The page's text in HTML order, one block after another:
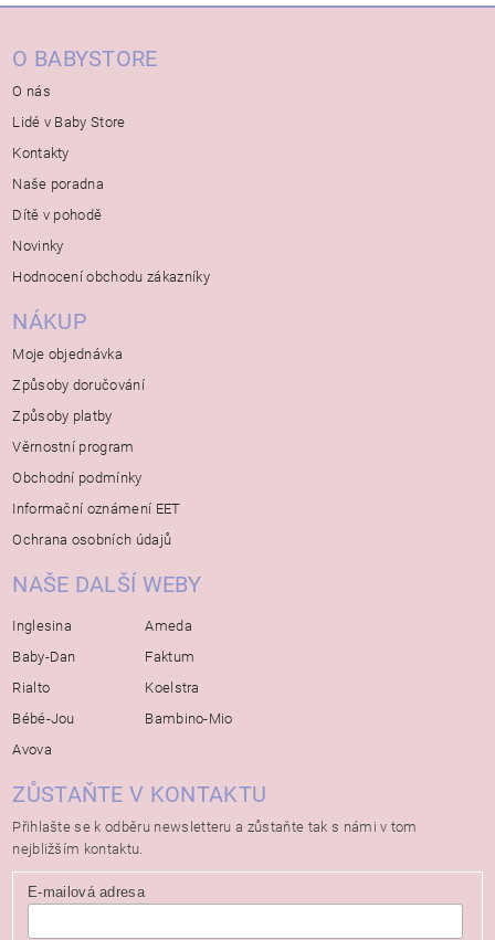
O BABYSTORE
O nás
Lidé v Baby Store
Kontakty
Naše poradna
Dítě v pohodě
Novinky
Hodnocení obchodu zákazníky
NÁKUP
Moje objednávka
Způsoby doručování
Způsoby platby
Věrnostní program
Obchodní podmínky
Informační oznámení EET
Ochrana osobních údajů
NAŠE DALŠÍ WEBY
Inglesina
Baby-Dan
Rialto
Bébé-Jou
Avova
Ameda
Faktum
Koelstra
Bambino-Mio
ZŮSTAŇTE V KONTAKTU
Přihlašte se k odběru newsletteru a zůstaňte tak s námi v tom
nejbližším kontaktu.
E-mailová adresa